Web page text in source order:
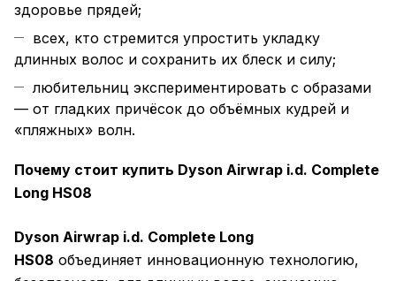
здоровье прядей;
всех, кто стремится упростить укладку
длинных волос и сохранить их блеск и силу;
любительниц экспериментировать с образами
— от гладких причёсок до объёмных кудрей и
«пляжных» волн.
Почему стоит купить Dyson Airwrap i.d. Complete
Long HS08
Dyson Airwrap i.d. Complete Long
HS08 объединяет инновационную технологию,